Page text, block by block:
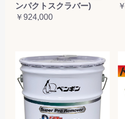
ンパクトスクラバー)
￥924,000